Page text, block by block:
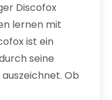
Discofox
lernen mit
ist ein
seine
Ob